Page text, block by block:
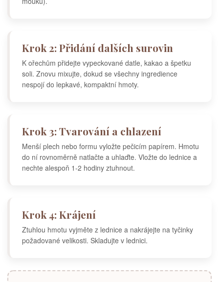
Krok 2: Přidání dalších surovin
K ořechům přidejte vypeckované datle, kakao a špetku
soli. Znovu mixujte, dokud se všechny ingredience
nespojí do lepkavé, kompaktní hmoty.
Krok 3: Tvarování a chlazení
Menší plech nebo formu vyložte pečicím papírem. Hmotu
do ní rovnoměrně natlačte a uhlaďte. Vložte do lednice a
nechte alespoň 1-2 hodiny ztuhnout.
Krok 4: Krájení
Ztuhlou hmotu vyjměte z lednice a nakrájejte na tyčinky
požadované velikosti. Skladujte v lednici.